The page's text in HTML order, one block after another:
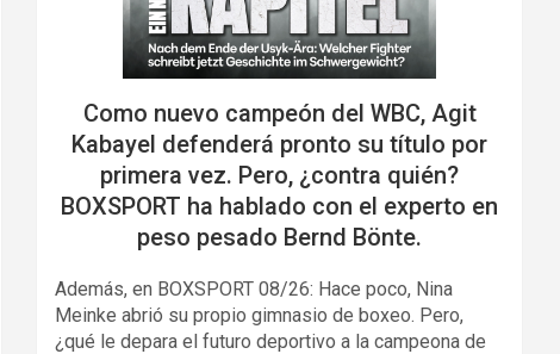
Como nuevo campeón del WBC, Agit
Kabayel defenderá pronto su título por
primera vez. Pero, ¿contra quién?
BOXSPORT ha hablado con el experto en
peso pesado Bernd Bönte.
Además, en BOXSPORT 08/26: Hace poco, Nina
Meinke abrió su propio gimnasio de boxeo. Pero,
¿qué le depara el futuro deportivo a la campeona de